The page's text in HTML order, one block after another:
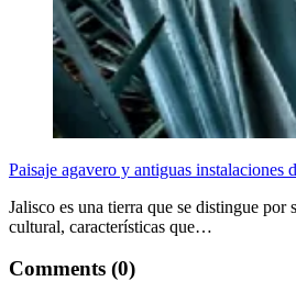
Paisaje agavero y antiguas instalaciones
Jalisco es una tierra que se distingue por
cultural, características que…
Comments (0)